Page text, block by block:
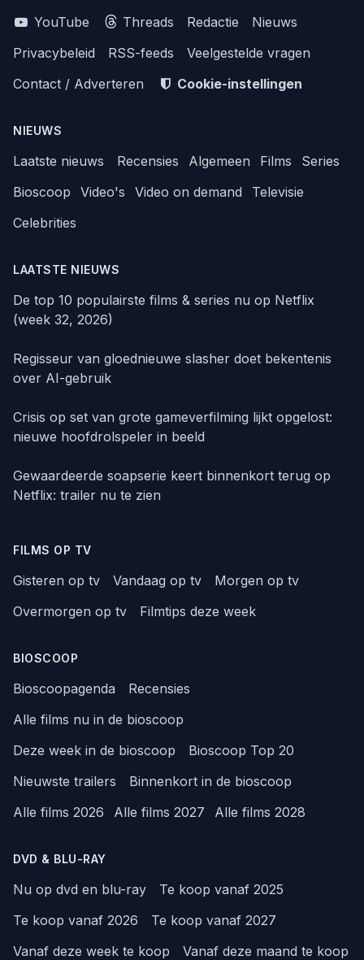
YouTube
Threads Redactie
Nieuws
Privacybeleid
RSS-feeds
Veelgestelde vragen
Contact / Adverteren
Cookie-instellingen
NIEUWS
Laatste nieuws Recensies Algemeen Films
Series
Bioscoop
Video's Video on demand
Televisie
Celebrities
LAATSTE NIEUWS
De top 10 populairste films & series nu op Netflix
(week 32, 2026)
Regisseur van gloednieuwe slasher doet bekentenis
over AI-gebruik
Crisis op set van grote gameverfilming lijkt opgelost:
nieuwe hoofdrolspeler in beeld
Gewaardeerde soapserie keert binnenkort terug op
Netflix: trailer nu te zien
FILMS OP TV
Gisteren op tv Vandaag op tv
Morgen op tv
Overmorgen op tv
Filmtips deze week
BIOSCOOP
Bioscoopagenda
Recensies
Alle films nu in de bioscoop
Deze week in de bioscoop
Bioscoop Top 20
Nieuwste trailers
Binnenkort in de bioscoop
Alle films 2026
Alle films 2027 Alle films 2028
DVD & BLU-RAY
Nu op dvd en blu-ray
Te koop vanaf 2025
Te koop vanaf 2026
Te koop vanaf 2027
Vanaf deze week te koop
Vanaf deze maand te koop